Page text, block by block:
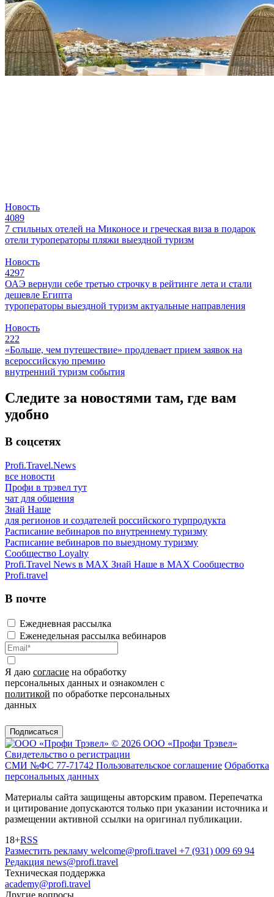
Новость
4089
7 стильных отелей на Миконосе и греческая виза в подарок
отели туроператоры пляжи выездной туризм
Новость
4297
ОАЭ вернули себе третью строчку в рейтинге лета и стали
дешевле Египта
туроператоры выездной туризм актуальные направления
Новость
222
«Больше, чем путешествие» продлевает прием заявок на
всероссийскую премию
внутренний туризм события
Следите за новостями там, где вам
удобно
В соцсетях
Profi.Travel.News
все новости
Профи в трэвел тут
чат для общения
Знай Наше
для регионов и создателей российского турпродукта
Расписание вебинаров по внутреннему туризму
Расписание вебинаров по выездному туризму
Сообщество Loyalty
Profi.Travel News в MAX Знай Наше в MAX Сообщество
Profi.travel
В почте
Ежедневная рассылка
Еженедельная рассылка вебинаров
Я даю согласие на обработку
персональных данных и ознакомлен с
политикой по обработке персональных
данных
Подписаться
© 2026 ООО «Профи Трэвeл»
Свидетельство о регистрации
СМИ №ФС 77-71742 Пользовательское соглашение Обработка
персональных данных
Материалы сайта защищены авторским правом. Перепечатка
и цитирование допускаются только при указании источника и
размещении активной ссылки на оригинал публикации.
18+RSS
Разместить рекламу welcome@profi.travel +7 (931) 009 69 94
Редакция news@profi.travel
Техническая поддержка
academy@profi.travel